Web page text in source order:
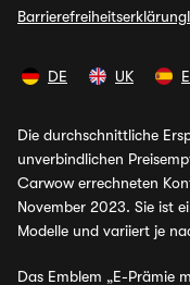
Barrierefreiheitserklärung
DE UK
Die durchschnittliche
unverbindlichen
Carwow errechneten
November 2023. Sie ist
Modelle und variiert je
Das Emblem „E-Prämie